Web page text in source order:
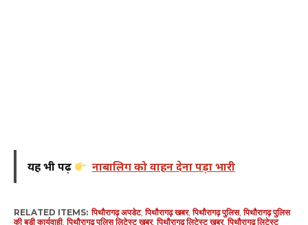
यह भी पढ़ें नाबालिग को वाहन देना पड़ा भारी
RELATED ITEMS: पिथौरागढ़ अपडेट,पिथौरागढ़ खबर,पिथौरागढ़ पुलिस,पिथौरागढ़ पुलिस
की बड़ी कार्यवाही,पिथौरागढ़ पुलिस लिटेस्ट खबर,पिथौरागढ़ लिटेस्ट खबर,पिथौरागढ़ लिटेस्ट